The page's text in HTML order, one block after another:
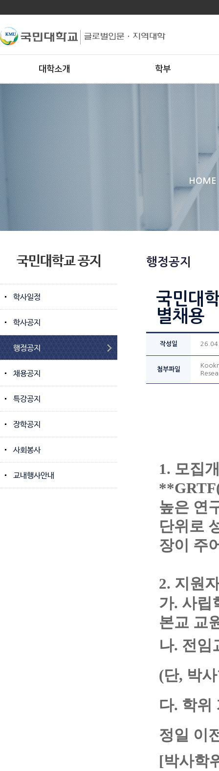
대학소개 학부
HOME
국민대학교 공지
학사일정
학사공지
행정공지
채용공지
특강공지
장학공지
사회봉사
교내행사안내
행정공지
국민대
별채용
작성일
첨부파일
1. 모집
높은 연
단위로
장이 주
2. 지원
가. 사립
본교 교
나. 전임
(단, 박
다. 학위
정일 이
[박사학